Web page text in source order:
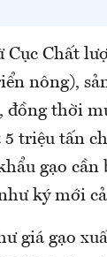
Chất
nông),
đồng thời
triệu tấn
gạo
ký mới
giá gạo